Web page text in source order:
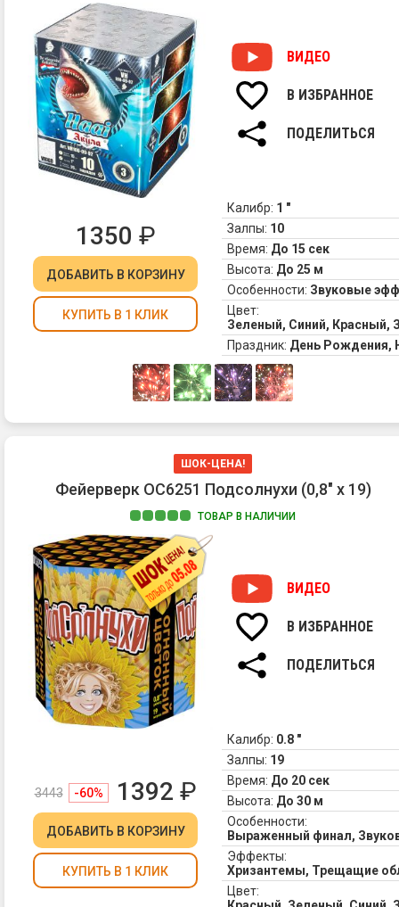
ВИДЕО
В ИЗБРАННОЕ
ПОДЕЛИТЬСЯ
1350 ₽
ДОБАВИТЬ В КОРЗИНУ
КУПИТЬ В 1 КЛИК
Калибр: 1 "
Залпы: 10
Время: До 15 сек
Высота: До 25 м
Особенности: Звуковые
Цвет:
Зеленый, Синий, Красный,
Праздник: День Рождения,
ШОК-ЦЕНА!
Фейерверк ОС6251 Подсолнухи (0,8" х 19)
ТОВАР В НАЛИЧИИ
ВИДЕО
В ИЗБРАННОЕ
ПОДЕЛИТЬСЯ
3443 -60% 1392 ₽
ДОБАВИТЬ В КОРЗИНУ
КУПИТЬ В 1 КЛИК
Калибр: 0.8 "
Залпы: 19
Время: До 20 сек
Высота: До 30 м
Особенности:
Выраженный финал,
Эффекты:
Хризантемы, Трещащие
Цвет: